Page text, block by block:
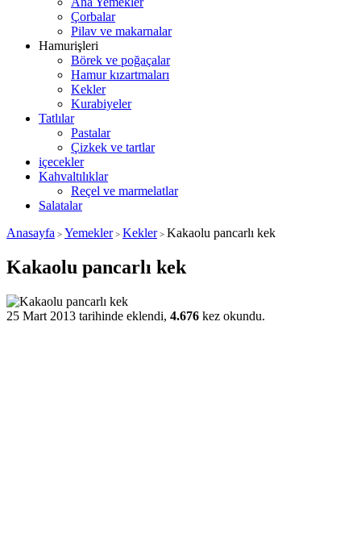
Çorbalar
Pilav ve makarnalar
Hamurişleri
Börek ve poğaçalar
Hamur kızartmaları
Kekler
Kurabiyeler
Tatlılar
Pastalar
Çizkek ve tartlar
içecekler
Kahvaltılıklar
Reçel ve marmelatlar
Salatalar
Anasayfa > Yemekler> Kekler> Kakaolu pancarlı kek
Kakaolu pancarlı kek
25 Mart 2013 tarihinde eklendi, 4.676 kez okundu.